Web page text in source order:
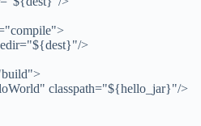
>
classpath="${hello_jar}"/>